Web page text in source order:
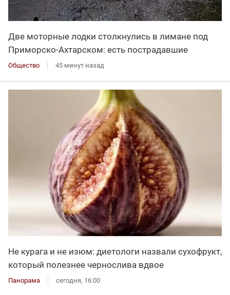
Две моторные лодки столкнулись в лимане под
Приморско-Ахтарском: есть пострадавшие
Общество 45 минут назад
Не курага и не изюм: диетологи назвали сухофрукт,
который полезнее чернослива вдвое
Панорама сегодня, 16:00